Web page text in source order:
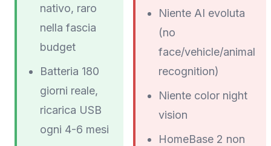
nativo, raro
nella fascia
budget
Batteria 180
giorni reale,
ricarica USB
ogni 4-6 mesi
Niente AI evoluta
(no
face/vehicle/animal
recognition)
Niente color night
vision
HomeBase 2 non